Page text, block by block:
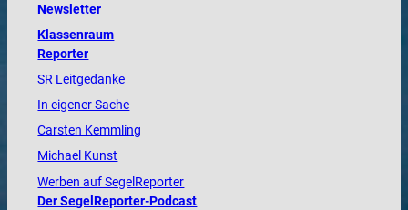
Newsletter
Klassenraum
Reporter
SR Leitgedanke
In eigener Sache
Carsten Kemmling
Michael Kunst
Werben auf SegelReporter
Der SegelReporter-Podcast